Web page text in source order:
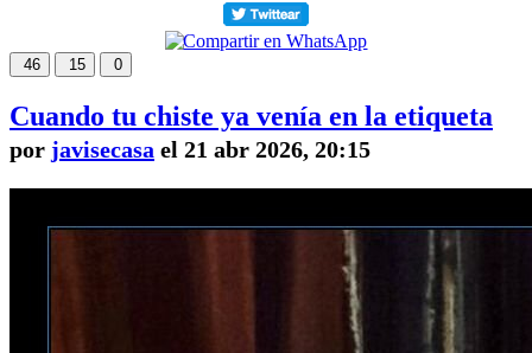
46 15 0
Cuando tu chiste ya venía en la etiqueta
por javisecasa el 21 abr 2026, 20:15